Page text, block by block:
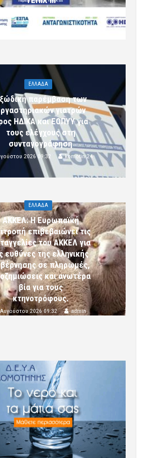
ΕΛΛΑΔΑ
παρέμβαση των
γιατρών
ΗΔΙΚΑ και ΕΟΠΥΥ για
τους ελέγχους στη
συνταγογράφηση
2026 09:32 komotini24
ΕΛΛΑΔΑ
ΑΚΚΕΛ: Η Ευρωπαϊκή
επιβεβαιώνει τις
του ΑΚΚΕΛ για
ευθύνες της ελληνικής
σε πληρωμές,
και ανωτέρα
βία για τους
κτηνοτρόφους.
2026 09:32 admin